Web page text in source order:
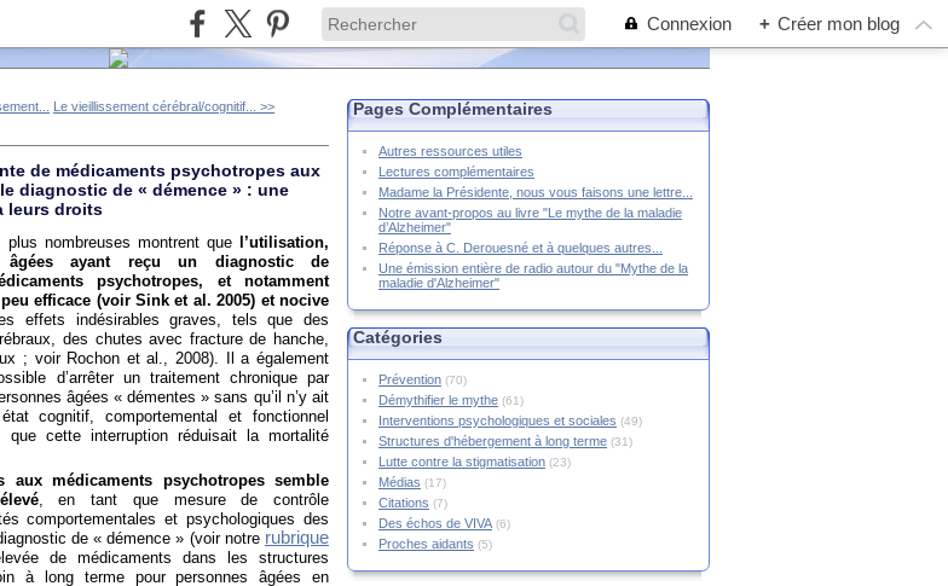
Connexion + Créer mon blog
Le vieillissement cérébral/cognitif... >>
de médicaments psychotropes aux
diagnostic de « démence » : une
leurs droits
nombreuses montrent que
l’utilisation,
âgées ayant reçu un diagnostic de
psychotropes, et notamment
efficace (voir Sink et al. 2005) et nocive
effets indésirables graves, tels que des
des chutes avec fracture de hanche,
; voir Rochon et al., 2008). Il a également
d’arrêter un traitement chronique par
âgées « démentes » sans qu’il n’y ait
cognitif, comportemental et fonctionnel
cette interruption réduisait la mortalité
aux médicaments psychotropes semble
, en tant que mesure de contrôle
comportementales et psychologiques des
de « démence » (voir notre rubrique
de médicaments dans les structures
à long terme pour personnes âgées en
Pages Complémentaires
Autres ressources utiles
Lectures complémentaires
Madame la Présidente, nous vous faisons une lettre...
Notre avant-propos au livre "Le mythe de la maladie
d’Alzheimer"
Réponse à C. Derouesné et à quelques autres...
Une émission entière de radio autour du "Mythe de la
maladie d'Alzheimer"
Catégories
Prévention (70)
Démythifier le mythe (61)
Interventions psychologiques et sociales (49)
Structures d'hébergement à long terme (31)
Lutte contre la stigmatisation (23)
Médias (17)
Citations (7)
Des échos de VIVA (6)
Proches aidants (5)